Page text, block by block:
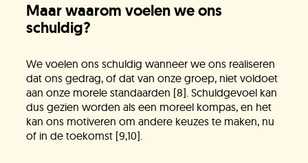
Maar waarom voelen we ons
schuldig?
We voelen ons schuldig wanneer we ons realiseren
dat ons gedrag, of dat van onze groep, niet voldoet
aan onze morele standaarden [8]. Schuldgevoel kan
dus gezien worden als een moreel kompas, en het
kan ons motiveren om andere keuzes te maken, nu
of in de toekomst [9,10].